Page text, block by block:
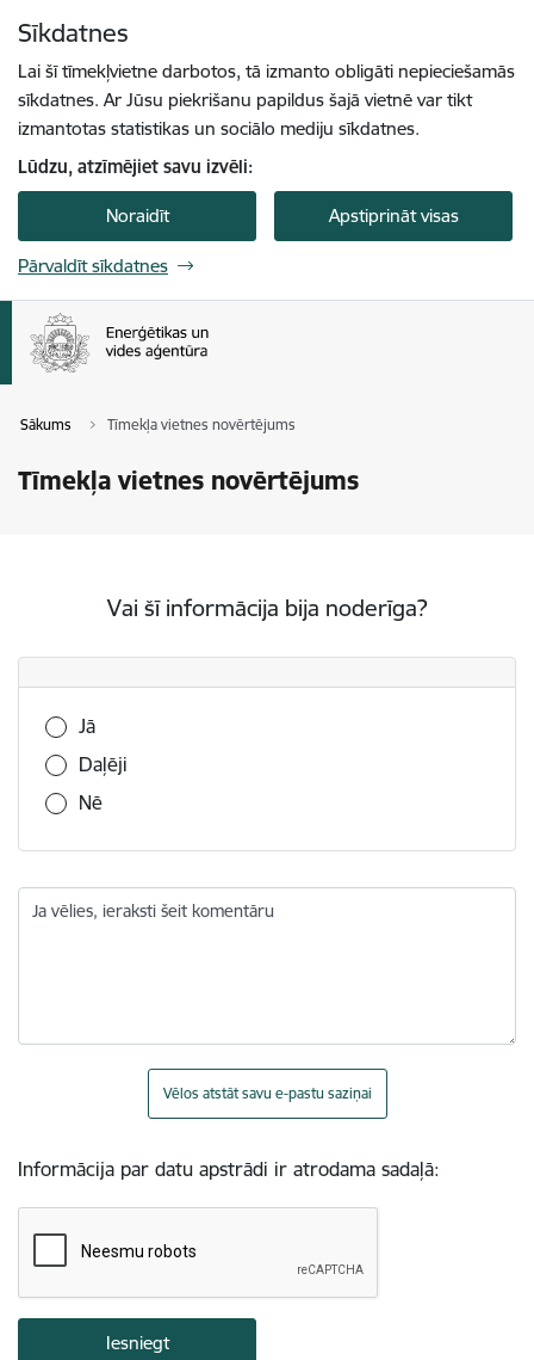
Sīkdatnes
Lai šī tīmekļvietne darbotos, tā izmanto obligāti nepieciešamās
sīkdatnes. Ar Jūsu piekrišanu papildus šajā vietnē var tikt
izmantotas statistikas un sociālo mediju sīkdatnes.
Lūdzu, atzīmējiet savu izvēli:
Noraidīt Apstiprināt visas
Pārvaldīt sīkdatnes
Sākums Tīmekļa vietnes novērtējums
Tīmekļa vietnes novērtējums
Vai šī informācija bija noderīga?
Vai šī informācija bija noderīga?
Jā
Daļēji
Nē
Ja vēlies, ieraksti šeit komentāru
Vēlos atstāt savu e-pastu saziņai
Informācija par datu apstrādi ir atrodama sadaļā: